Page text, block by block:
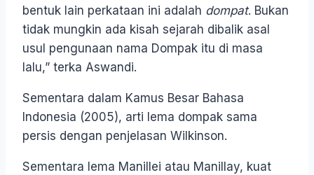
bentuk lain perkataan ini adalah dompat. Bukan
tidak mungkin ada kisah sejarah dibalik asal
usul pengunaan nama Dompak itu di masa
lalu,” terka Aswandi.
Sementara dalam Kamus Besar Bahasa
Indonesia (2005), arti lema dompak sama
persis dengan penjelasan Wilkinson.
Sementara lema Manillei atau Manillay, kuat